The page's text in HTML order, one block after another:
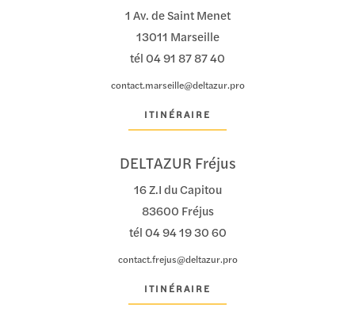
1 Av. de Saint Menet
13011 Marseille
tél04 91 87 87 40
contact.marseille@deltazur.pro
ITINÉRAIRE
DELTAZUR Fréjus
16 Z.I du Capitou
83600 Fréjus
tél04 94 19 30 60
contact.frejus@deltazur.pro
ITINÉRAIRE